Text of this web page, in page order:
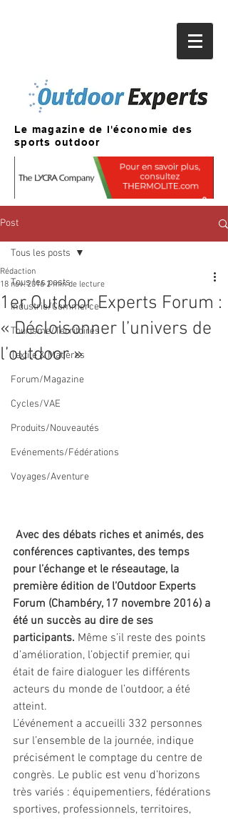
Le magazine de l'économie des
sports outdoor
Post
Tous les posts
Industrie/Commerce
Tourisme/Territoires
Textile & Matières
Forum/Magazine
Cycles/VAE
Produits/Nouveautés
Evénements/Fédérations
Voyages/Aventure
Tous les posts
1er Outdoor Experts Forum :
« Décloisonner l’univers de
l’outdoor »
Rédaction
18 nov. 2016 2 min de lecture
Avec des débats riches et animés, des
conférences captivantes, des temps
pour l’échange et le réseautage, la
première édition de l’Outdoor Experts
Forum (Chambéry, 17 novembre 2016) a
été un succès au dire de ses
participants. Même s’il reste des points
d’amélioration, l’objectif premier, qui
était de faire dialoguer les différents
acteurs du monde de l’outdoor, a été
atteint.
L’événement a accueilli 332 personnes
sur l’ensemble de la journée, indique
précisément le comptage du centre de
congrès. Le public est venu d’horizons
très variés : équipementiers, fédérations
sportives, professionnels, territoires,